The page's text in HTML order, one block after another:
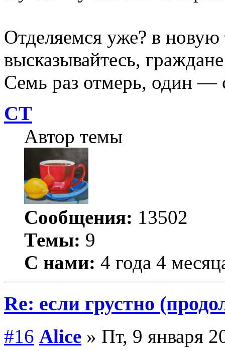
Отделяемся уже? в
высказывайтесь,
Семь раз отмерь, один —
СТ
Автор темы
Сообщения: 13502
Темы: 9
С нами: 4 года 4
Re: если грустно
#16 Alice » Пт, 9 января